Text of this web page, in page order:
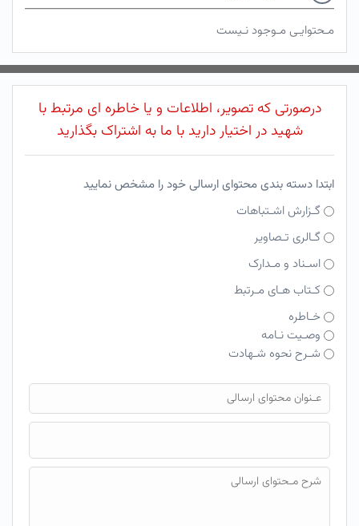
مـحتوایـی مـوجود نـیست
درصورتی که تصویر، اطلاعات و یا خاطره ای مرتبط با
شهید در اختیار دارید با ما به اشتراک بگذارید
ابتدا دسته بندی محتوای ارسالی خود را مشخص نمایید
گـزارش اشـتباهات
گـالری تـصاویر
اسـناد و مـدارک
کـتاب هـای مـرتبط
خـاطره
وصـیت نـامه
شـرح نحوه شـهادت
فایل محتوای ارسالی